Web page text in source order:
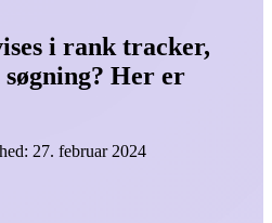
i rank tracker,
Her er
27. februar 2024